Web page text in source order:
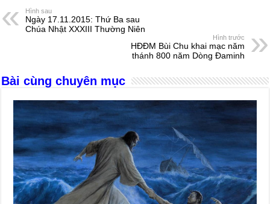
e
b
k
n
A
d
s
Hình sau
Ngày 17.11.2015: Thứ Ba sau
Chúa Nhật XXXIII Thường Niên
Hình trước
HĐĐM Bùi Chu khai mạc năm
thánh 800 năm Dòng Đaminh
Bài cùng chuyên mục